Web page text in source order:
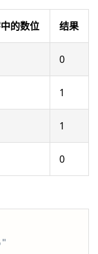
的数位 结果
0
1
1
0